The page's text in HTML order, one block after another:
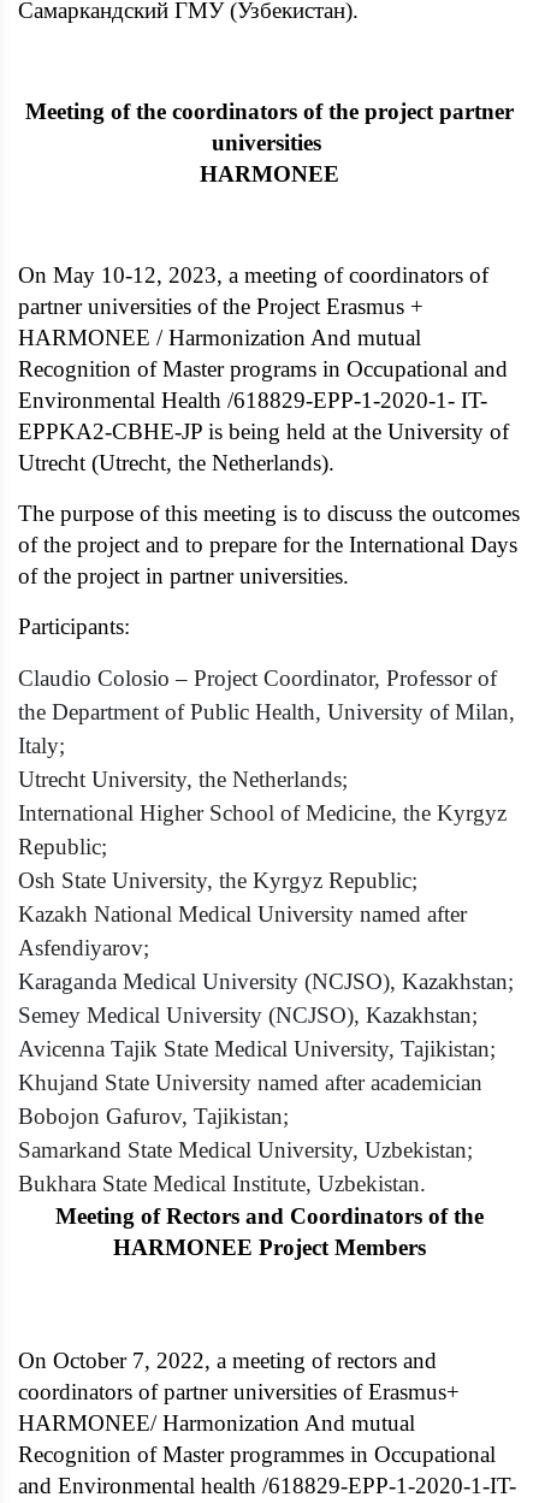
Самаркандский ГМУ (Узбекистан).
Meeting of the coordinators of the project partner
universities
HARMONEE
On May 10-12, 2023, a meeting of coordinators of
partner universities of the Project Erasmus +
HARMONEE / Harmonization And mutual
Recognition of Master programs in Occupational and
Environmental Health /618829-EPP-1-2020-1- IT-
EPPKA2-CBHE-JP is being held at the University of
Utrecht (Utrecht, the Netherlands).
The purpose of this meeting is to discuss the outcomes
of the project and to prepare for the International Days
of the project in partner universities.
Participants:
Claudio Colosio – Project Coordinator, Professor of
the Department of Public Health, University of Milan,
Italy;
Utrecht University, the Netherlands;
International Higher School of Medicine, the Kyrgyz
Republic;
Osh State University, the Kyrgyz Republic;
Kazakh National Medical University named after
Asfendiyarov;
Karaganda Medical University (NCJSO), Kazakhstan;
Semey Medical University (NCJSO), Kazakhstan;
Avicenna Tajik State Medical University, Tajikistan;
Khujand State University named after academician
Bobojon Gafurov, Tajikistan;
Samarkand State Medical University, Uzbekistan;
Bukhara State Medical Institute, Uzbekistan.
Meeting of Rectors and Coordinators of the
HARMONEE Project Members
On October 7, 2022, a meeting of rectors and
coordinators of partner universities of Erasmus+
HARMONEE/ Harmonization And mutual
Recognition of Master programmes in Occupational
and Environmental health /618829-EPP-1-2020-1-IT-